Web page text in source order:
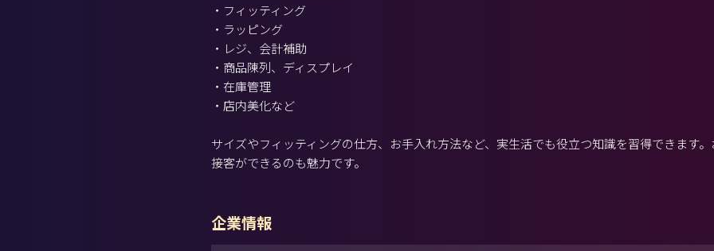
・フィッティング
・ラッピング
・レジ、会計補助
・商品陳列、ディスプレイ
・在庫管理
・店内美化など
サイズやフィッティングの仕方、お手入れ方法など、実生活でも役立つ知識を習得できます
接客ができるのも魅力です。
企業情報